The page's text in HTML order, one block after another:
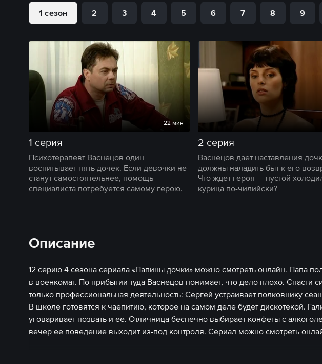
1 сезон 2 3 4 5 6 7 8 9
22 мин
1 серия
Психотерапевт Васнецов один
воспитывает пять дочек. Если девочки не
станут самостоятельнее, помощь
специалиста потребуется самому герою.
2 серия
Васнецов дает наставления
должны наладить быт к его
Что ждет героя — пустой
курица по-чилийски?
Описание
12 серию 4 сезона сериала «Папины дочки» можно смотреть онлайн. Папа
в военкомат. По прибытии туда Васнецов понимает, что дело плохо. Спасти
только профессиональная деятельность: Сергей устраивает полковнику
В школе готовятся к чаепитию, которое на самом деле будет дискотекой.
уговаривает позвать и ее. Отличница беспечно выбирает конфеты с
вечер ее поведение выходит из-под контроля. Сериал можно смотреть